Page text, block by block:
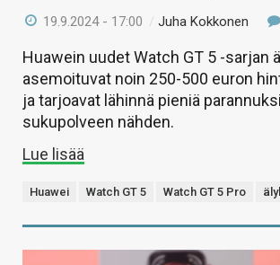
19.9.2024 - 17:00 /Juha Kokkonen
Huawein uudet Watch GT 5 -sarjan
asemoituvat noin 250-500 euron
ja tarjoavat lähinnä pieniä
sukupolveen nähden.
Lue lisää
Huawei Watch GT 5 Watch GT 5 Pro